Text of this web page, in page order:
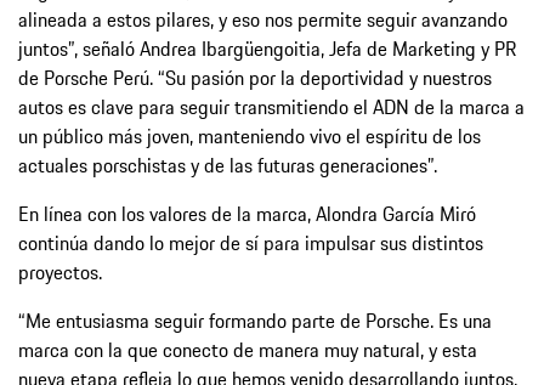
alineada a estos pilares, y eso nos permite seguir avanzando
juntos”, señaló Andrea Ibargüengoitia, Jefa de Marketing y PR
de Porsche Perú. “Su pasión por la deportividad y nuestros
autos es clave para seguir transmitiendo el ADN de la marca a
un público más joven, manteniendo vivo el espíritu de los
actuales porschistas y de las futuras generaciones”.
En línea con los valores de la marca, Alondra García Miró
continúa dando lo mejor de sí para impulsar sus distintos
proyectos.
“Me entusiasma seguir formando parte de Porsche. Es una
marca con la que conecto de manera muy natural, y esta
nueva etapa refleja lo que hemos venido desarrollando juntos.